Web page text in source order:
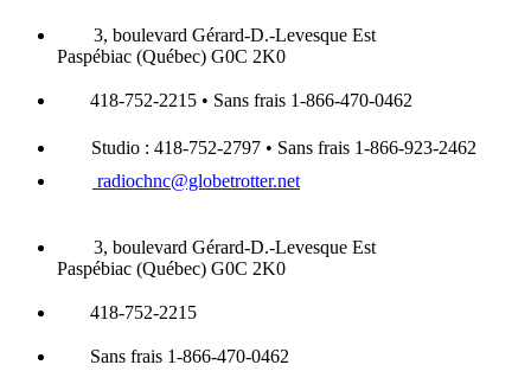
3, boulevard Gérard-D.-Levesque Est
Paspébiac (Québec) G0C 2K0
418-752-2215 • Sans frais 1-866-470-0462
Studio : 418-752-2797 • Sans frais 1-866-923-2462
radiochnc@globetrotter.net
3, boulevard Gérard-D.-Levesque Est
Paspébiac (Québec) G0C 2K0
418-752-2215
Sans frais 1-866-470-0462